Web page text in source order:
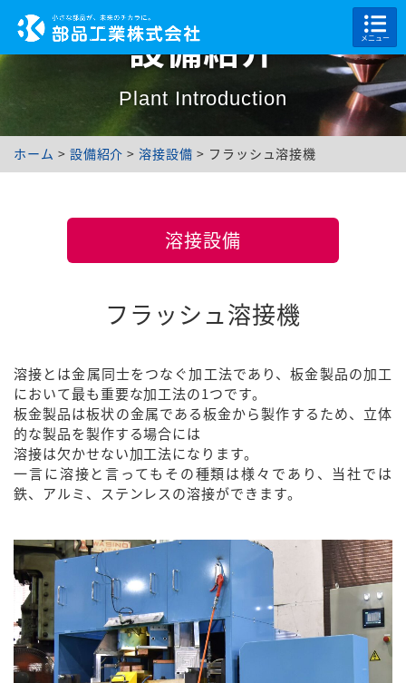
メニュー
設備紹介
Plant Introduction
ホーム > 設備紹介 >溶接設備 > フラッシュ溶接機
溶接設備
フラッシュ溶接機
溶接とは金属同士をつなぐ加工法であり、板金製品の加工
において最も重要な加工法の1つです。
板金製品は板状の金属である板金から製作するため、立体
的な製品を製作する場合には
溶接は欠かせない加工法になります。
一言に溶接と言ってもその種類は様々であり、当社では
鉄、アルミ、ステンレスの溶接ができます。